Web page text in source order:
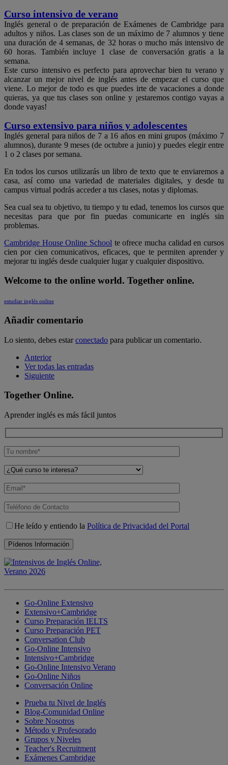
Curso intensivo de verano
Inglés general o de preparación de Exámenes de Cambridge para
adultos y niños. Las clases son de un máximo de 7 alumnos y tiene
una duración de 4 semanas, de 32 horas o mucho más intensivo de
60 horas. También incluye 1 clase de conversación gratis a la
semana.
Este curso intensivo es perfecto para aprovechar bien tu verano y
alcanzar un mejor nivel de inglés antes de empezar el curso que
viene. Lo mejor de todo es que puedes irte de vacaciones a donde
quieras, ya que tus clases son online y ¡estaremos contigo vayas a
donde vayas!
Curso extensivo para niños y adolescentes
Inglés general para niños de 7 a 16 años en mini grupos (máximo 7
alumnos), durante 9 meses (de octubre a junio) y puedes elegir entre
1 o 2 clases por semana.
En todos los cursos utilizarás un libro de texto que te enviaremos a
casa, así como una variedad de materiales digitales, y desde tu
campus virtual podrás acceder a tus clases, notas y diplomas.
Sea cual sea tu objetivo, tu tiempo y tu edad, tenemos los cursos que
necesitas para que por fin puedas comunicarte en inglés sin
problemas.
Cambridge House Online School te ofrece mucha calidad en cursos
cien por cien comunicativos, eficaces, que te permiten aprender y
mejorar tu inglés desde cualquier lugar y cualquier dispositivo.
Welcome to the online world. Together online.
estudiar inglés online
Añadir comentario
Lo siento, debes estarconectado para publicar un comentario.
Anterior
Ver todas las entradas
Siguiente
Together Online.
Aprender inglés es más fácil juntos
He leído y entiendo la Política de Privacidad del Portal
Go-Online Extensivo
Extensivo+Cambridge
Curso Preparación IELTS
Curso Preparación PET
Conversation Club
Go-Online Intensivo
Intensivo+Cambridge
Go-Online Intensivo Verano
Go-Online Niños
Conversación Online
Prueba tu Nivel de Inglés
Blog-Comunidad Online
Sobre Nosotros
Método y Profesorado
Grupos y Niveles
Teacher's Recruitment
Exámenes Cambridge